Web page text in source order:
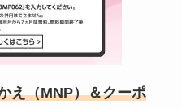
え（MNP）＆クーポ